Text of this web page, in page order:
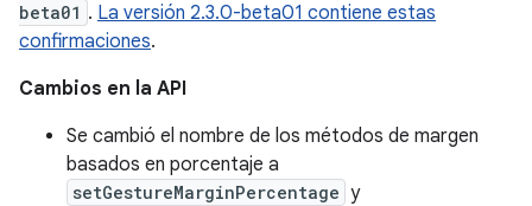
beta01 . La versión 2.3.0-beta01 contiene estas
confirmaciones.
Cambios en la API
Se cambió el nombre de los métodos de margen
basados en porcentaje a
setGestureMarginPercentage y